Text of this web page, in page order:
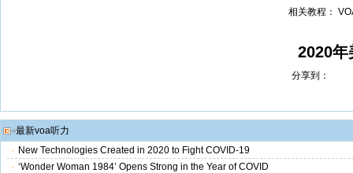
相关教程：
2020年
分享到：
最新voa听力
· New Technologies Created in 2020 to Fight COVID-19
· ‘Wonder Woman 1984’ Opens Strong in the Year of COVID